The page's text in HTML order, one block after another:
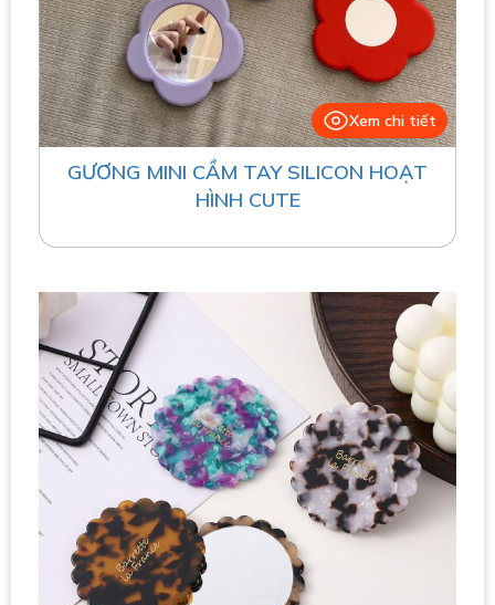
Xem chi tiết
GƯƠNG MINI CẦM TAY SILICON HOẠT
HÌNH CUTE